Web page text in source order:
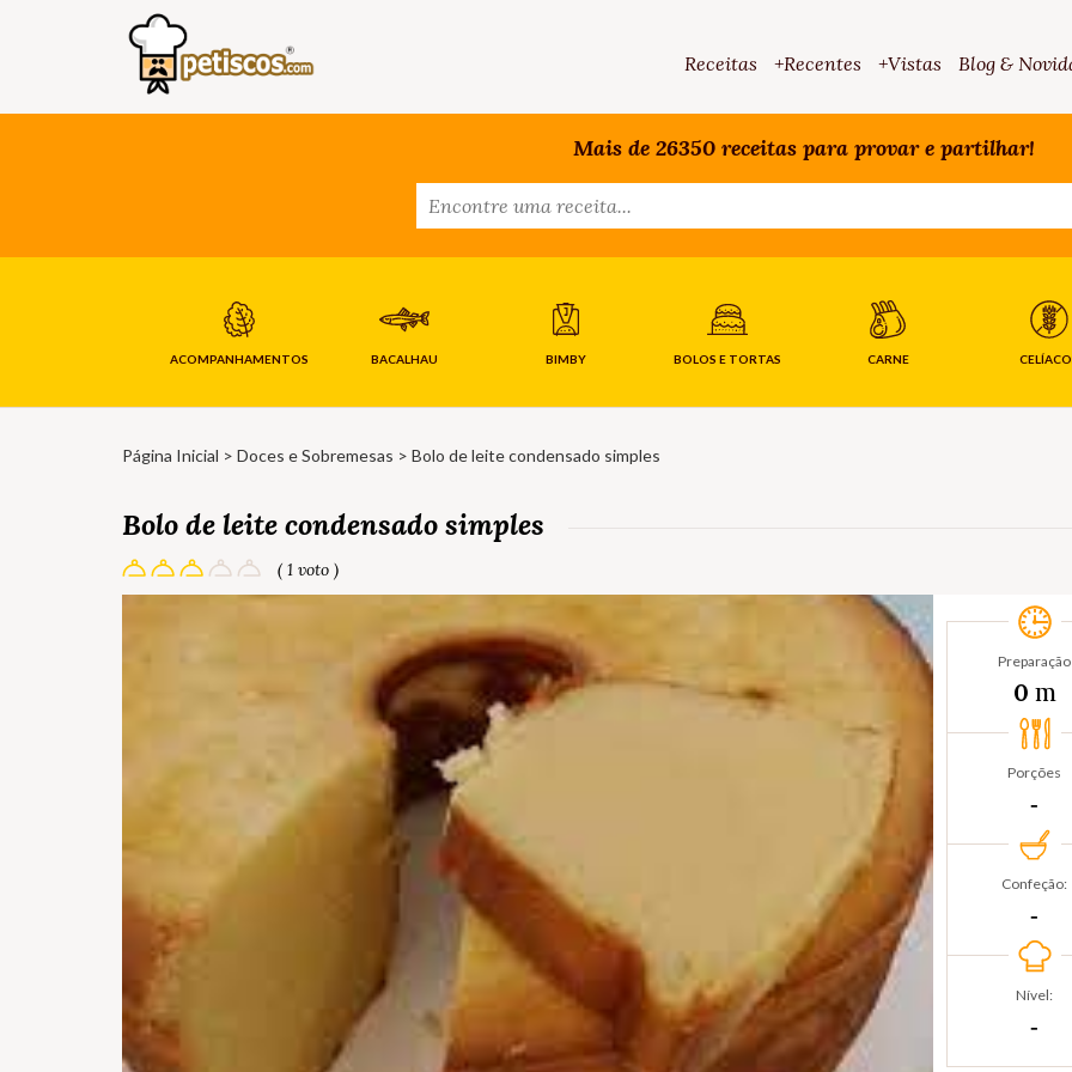
Receitas +Recentes +Vistas Blog &
Mais de 26350 receitas para provar e partilhar!
ACOMPANHAMENTOS BACALHAU BIMBY BOLOS E TORTAS CARNE
Página Inicial > Doces e Sobremesas > Bolo de leite condensado simples
Bolo de leite condensado simples
( 1 voto )
Preparação
0 m
Porções
‐
Confeção:
‐
Nível:
‐